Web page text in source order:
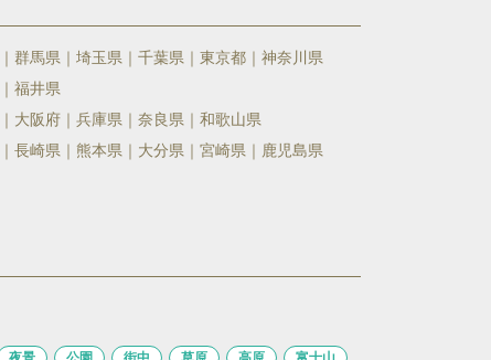
群馬県 埼玉県 千葉県 東京都
神奈川県
福井県
大阪府 兵庫県 奈良県
和歌山県
長崎県 熊本県 大分県 宮崎県
鹿児島県